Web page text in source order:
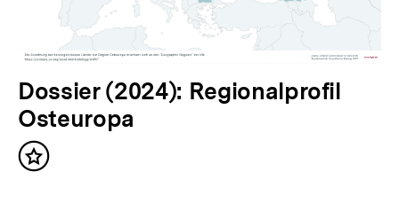
Dossier (2024): Regionalprofil
Osteuropa
Inhalt